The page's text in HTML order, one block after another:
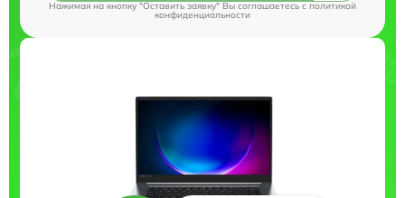
Нажимая на кнопку "Оставить заявку" Вы соглашаетесь cполитикой
конфиденциальности